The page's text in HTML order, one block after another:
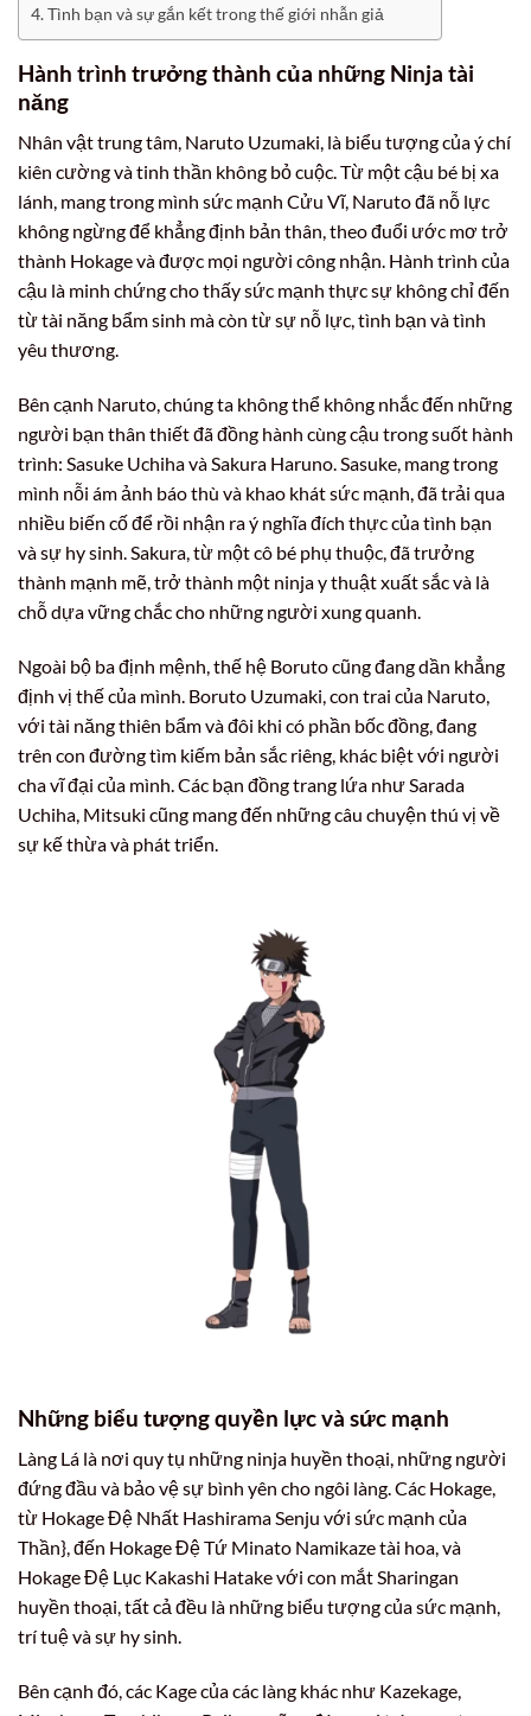
Tình bạn và sự gắn kết trong thế giới nhẫn giả
Hành trình trưởng thành của những Ninja tài
năng
Nhân vật trung tâm, Naruto Uzumaki, là biểu tượng của ý chí
kiên cường và tinh thần không bỏ cuộc. Từ một cậu bé bị xa
lánh, mang trong mình sức mạnh Cửu Vĩ, Naruto đã nỗ lực
không ngừng để khẳng định bản thân, theo đuổi ước mơ trở
thành Hokage và được mọi người công nhận. Hành trình của
cậu là minh chứng cho thấy sức mạnh thực sự không chỉ đến
từ tài năng bẩm sinh mà còn từ sự nỗ lực, tình bạn và tình
yêu thương.
Bên cạnh Naruto, chúng ta không thể không nhắc đến những
người bạn thân thiết đã đồng hành cùng cậu trong suốt hành
trình: Sasuke Uchiha và Sakura Haruno. Sasuke, mang trong
mình nỗi ám ảnh báo thù và khao khát sức mạnh, đã trải qua
nhiều biến cố để rồi nhận ra ý nghĩa đích thực của tình bạn
và sự hy sinh. Sakura, từ một cô bé phụ thuộc, đã trưởng
thành mạnh mẽ, trở thành một ninja y thuật xuất sắc và là
chỗ dựa vững chắc cho những người xung quanh.
Ngoài bộ ba định mệnh, thế hệ Boruto cũng đang dần khẳng
định vị thế của mình. Boruto Uzumaki, con trai của Naruto,
với tài năng thiên bẩm và đôi khi có phần bốc đồng, đang
trên con đường tìm kiếm bản sắc riêng, khác biệt với người
cha vĩ đại của mình. Các bạn đồng trang lứa như Sarada
Uchiha, Mitsuki cũng mang đến những câu chuyện thú vị về
sự kế thừa và phát triển.
Những biểu tượng quyền lực và sức mạnh
Làng Lá là nơi quy tụ những ninja huyền thoại, những người
đứng đầu và bảo vệ sự bình yên cho ngôi làng. Các Hokage,
từ Hokage Đệ Nhất Hashirama Senju với sức mạnh của
Thần}, đến Hokage Đệ Tứ Minato Namikaze tài hoa, và
Hokage Đệ Lục Kakashi Hatake với con mắt Sharingan
huyền thoại, tất cả đều là những biểu tượng của sức mạnh,
trí tuệ và sự hy sinh.
Bên cạnh đó, các Kage của các làng khác như Kazekage,